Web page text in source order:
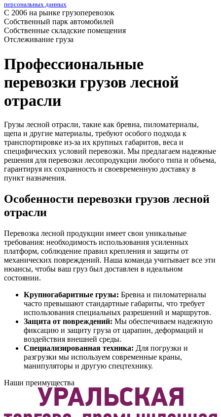
персональных данных
С 2006 на рынке грузоперевозок
Собственный парк автомобилей
Собственные складские помещения
Отслеживание груза
Профессиональные
перевозки грузов лесной
отрасли
Грузы лесной отрасли, такие как бревна, пиломатериалы,
щепа и другие материалы, требуют особого подхода к
транспортировке из-за их крупных габаритов, веса и
специфических условий перевозки. Мы предлагаем надежные
решения для перевозки лесопродукции любого типа и объема,
гарантируя их сохранность и своевременную доставку в
пункт назначения.
Особенности перевозки грузов лесной
отрасли
Перевозка лесной продукции имеет свои уникальные
требования: необходимость использования усиленных
платформ, соблюдение правил крепления и защиты от
механических повреждений. Наша команда учитывает все эти
нюансы, чтобы ваш груз был доставлен в идеальном
состоянии.
Крупногабаритные грузы: Бревна и пиломатериалы
часто превышают стандартные габариты, что требует
использования специальных разрешений и маршрутов.
Защита от повреждений: Мы обеспечиваем надежную
фиксацию и защиту груза от царапин, деформаций и
воздействия внешней среды.
Специализированная техника: Для погрузки и
разгрузки мы используем современные краны,
манипуляторы и другую спецтехнику.
Наши преимущества